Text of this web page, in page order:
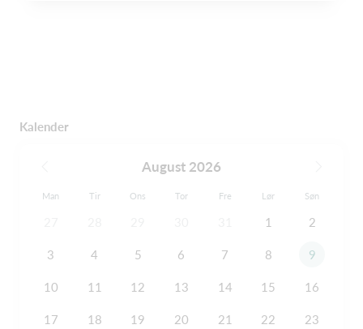
Kalender
August 2026
Man Tir Ons Tor Fre Lør Søn
1 2
3 4 5 6 7 8 9
10 11 12 13 14 15 16
17 18 19 20 21 22 23